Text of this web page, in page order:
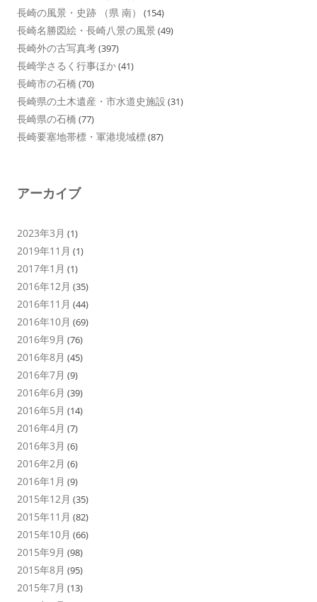
長崎の風景・史跡 （県 南） (154)
長崎名勝図絵・長崎八景の風景 (49)
長崎外の古写真考(397)
長崎学さるく行事ほか(41)
長崎市の石橋 (70)
長崎県の土木遺産・市水道史施設 (31)
長崎県の石橋 (77)
長崎要塞地帯標・軍港境域標(87)
アーカイブ
2023年3月 (1)
2019年11月 (1)
2017年1月 (1)
2016年12月 (35)
2016年11月 (44)
2016年10月 (69)
2016年9月 (76)
2016年8月 (45)
2016年7月 (9)
2016年6月 (39)
2016年5月 (14)
2016年4月 (7)
2016年3月 (6)
2016年2月 (6)
2016年1月 (9)
2015年12月 (35)
2015年11月 (82)
2015年10月 (66)
2015年9月 (98)
2015年8月 (95)
2015年7月 (13)